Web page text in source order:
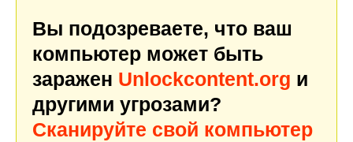
Вы подозреваете, что ваш
компьютер может быть
заражен Unlockcontent.org и
другими угрозами?
Сканируйте свой компьютер